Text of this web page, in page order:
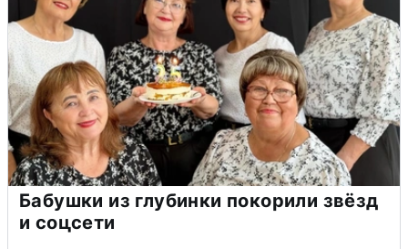
Бабушки из глубинки покорили звёзд
и соцсети